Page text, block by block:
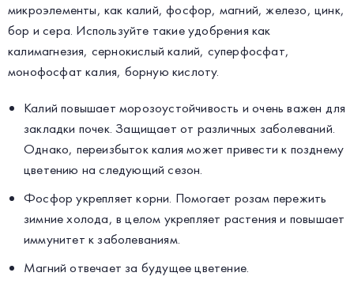
микроэлементы, как калий, фосфор, магний, железо, цинк,
бор и сера. Используйте такие удобрения как
калимагнезия, сернокислый калий, суперфосфат,
монофосфат калия, борную кислоту.
Калий повышает морозоустойчивость и очень важен для
закладки почек. Защищает от различных заболеваний.
Однако, переизбыток калия может привести к позднему
цветению на следующий сезон.
Фосфор укрепляет корни. Помогает розам пережить
зимние холода, в целом укрепляет растения и повышает
иммунитет к заболеваниям.
Магний отвечает за будущее цветение.